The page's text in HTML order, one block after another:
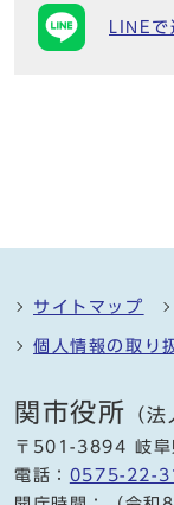
LINEで
サイトマップ
個人情報の取り
関市役所 （
〒501-3894 岐阜
電話： 0575-22-